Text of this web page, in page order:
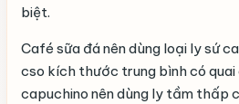
biệt.
Café sữa đá nên dùng loại ly sứ
cso kích thước trung bình có
capuchino nên dùng ly tầm thấp